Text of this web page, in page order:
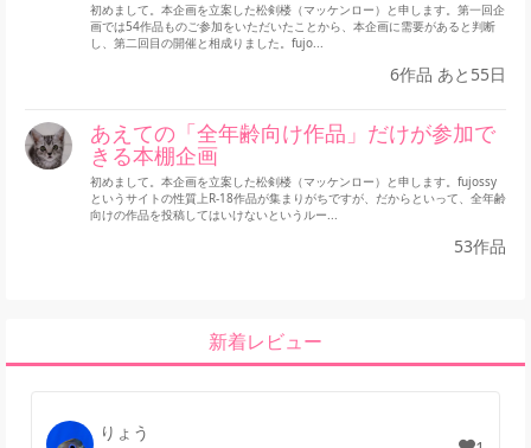
初めまして。本企画を立案した松剣楼（マッケンロー）と申します。第一回企
画では54作品ものご参加をいただいたことから、本企画に需要があると判断
し、第二回目の開催と相成りました。fujo...
6作品 あと55日
あえての「全年齢向け作品」だけが参加で
きる本棚企画
初めまして。本企画を立案した松剣楼（マッケンロー）と申します。fujossy
というサイトの性質上R-18作品が集まりがちですが、だからといって、全年齢
向けの作品を投稿してはいけないというルー...
53作品
新着レビュー
りょう